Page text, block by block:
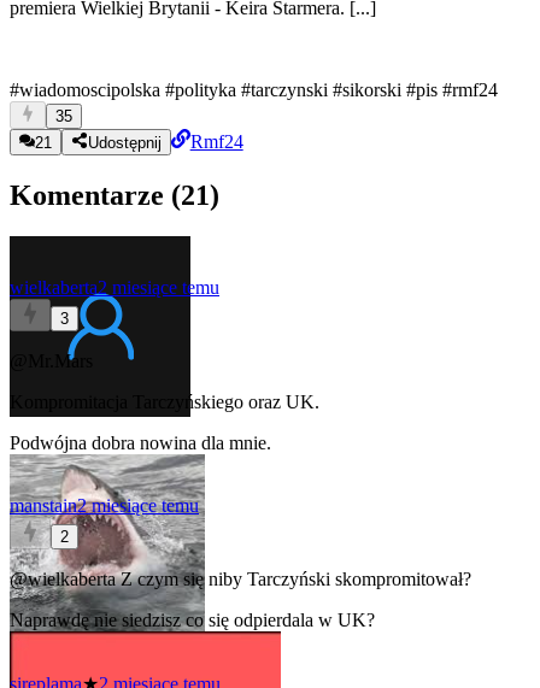
premiera Wielkiej Brytanii - Keira Starmera. [...]
#wiadomoscipolska #polityka #tarczynski #sikorski #pis #rmf24
35
21
Udostępnij Rmf24
Komentarze (21)
wielkaberta2 miesiące temu
3
@Mr.Mars
Kompromitacja Tarczyńskiego oraz UK.
Podwójna dobra nowina dla mnie.
manstain2 miesiące temu
2
@wielkabertaZ czym się niby Tarczyński skompromitował?
Naprawdę nie siedzisz co się odpierdala w UK?